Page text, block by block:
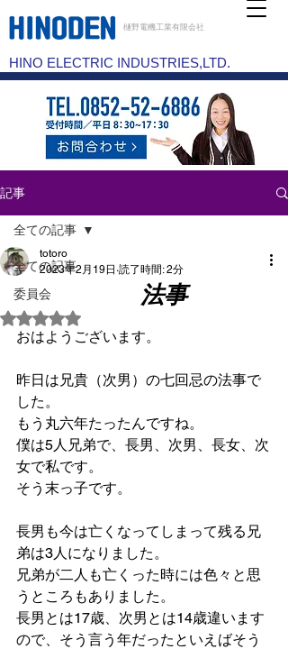
樋野電機工業有限会社
HINO ELECTRIC INDUSTRIES,LTD.
記事
全ての記事
委員会
全ての記事
法事
totoro
2023年2月19日 読了時間: 2分
5つ星のうちNaNと評価されています。
おはようございます。
昨日は兄貴（次男）の七回忌の法事で
した。
もう丸六年たったんですね。
僕は5人兄弟で、長男、次男、長女、次
女で私です。
そう末っ子です。
長男も今は亡くなってしまって残る兄
弟は3人になりました。
兄弟が二人も亡くった時には色々と思
うところもありました。
長男とは17歳、次男とは14歳違います
ので、そう言う年だったといえばそう